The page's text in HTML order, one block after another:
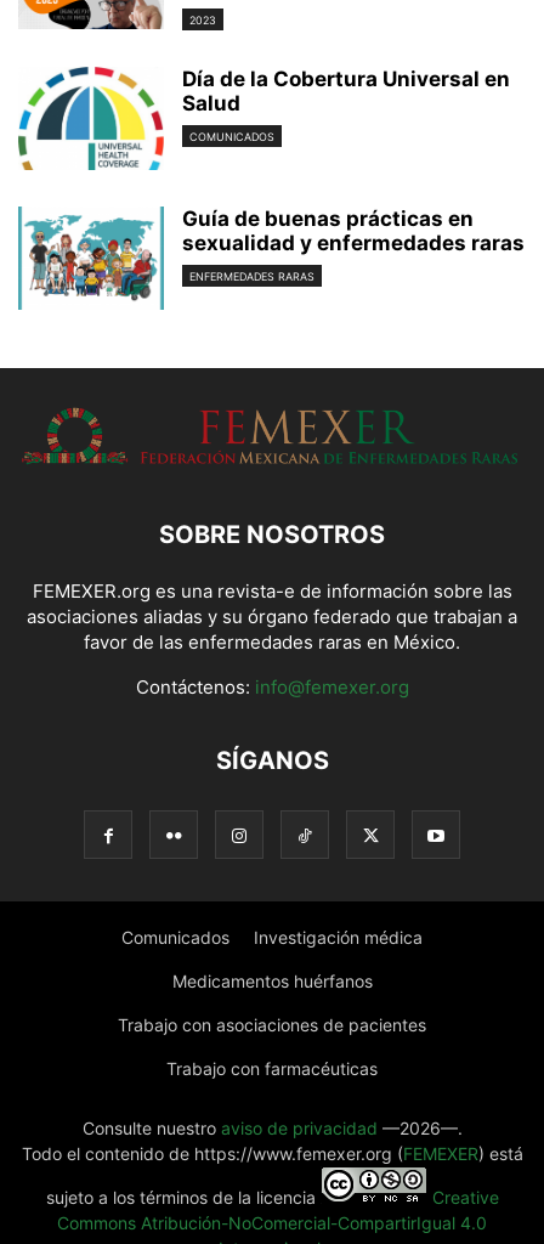
2023
Día de la Cobertura Universal en
Salud
COMUNICADOS
Guía de buenas prácticas en
sexualidad y enfermedades raras
ENFERMEDADES RARAS
SOBRE NOSOTROS
FEMEXER.org es una revista-e de información sobre las
asociaciones aliadas y su órgano federado que trabajan a
favor de las enfermedades raras en México.
Contáctenos: info@femexer.org
SÍGANOS
Comunicados Investigación médica
Medicamentos huérfanos
Trabajo con asociaciones de pacientes
Trabajo con farmacéuticas
Consulte nuestro aviso de privacidad —2026—.
Todo el contenido de https://www.femexer.org (FEMEXER) está
sujeto a los términos de la licencia
Creative
Commons Atribución-NoComercial-CompartirIgual 4.0